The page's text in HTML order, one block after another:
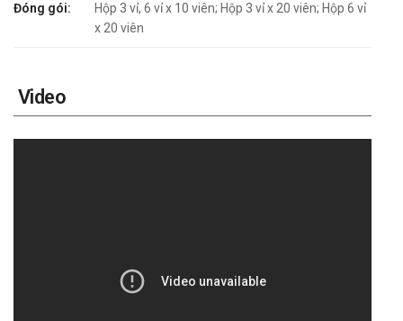
Đóng gói:
Hộp 3 vỉ, 6 vỉ x 10 viên; Hộp 3 vỉ x 20 viên; Hộp 6 vỉ
x 20 viên
Video